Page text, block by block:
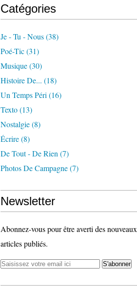
Catégories
Je - Tu - Nous(38)
Poé-Tic(31)
Musique(30)
Histoire De... (18)
Un Temps Péri (16)
Texto(13)
Nostalgie(8)
Écrire(8)
De Tout - De Rien (7)
Photos De Campagne(7)
Newsletter
Abonnez-vous pour être averti des nouveaux
articles publiés.